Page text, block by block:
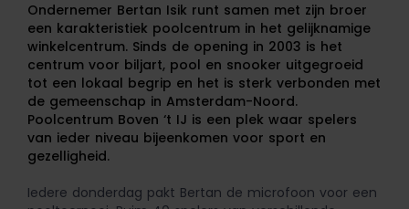
Ondernemer Bertan Isik runt samen met zijn broer
een karakteristiek poolcentrum in het gelijknamige
winkelcentrum. Sinds de opening in 2003 is het
centrum voor biljart, pool en snooker uitgegroeid
tot een lokaal begrip en het is sterk verbonden met
de gemeenschap in Amsterdam-Noord.
Poolcentrum Boven ‘t IJ is een plek waar spelers
van ieder niveau bijeenkomen voor sport en
gezelligheid.
Iedere donderdag pakt Bertan de microfoon voor een